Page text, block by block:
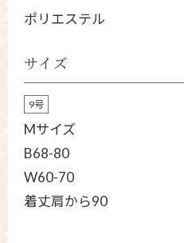
ポリエステル
サイズ
9号
Mサイズ
B68-80
W60-70
着丈肩から90